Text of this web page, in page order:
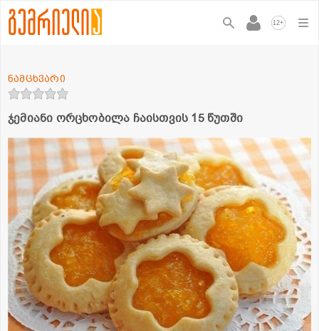
12+
ჯემიანი ორცხობილა ჩაისთვის 15 წუთში
ნამცხვარი